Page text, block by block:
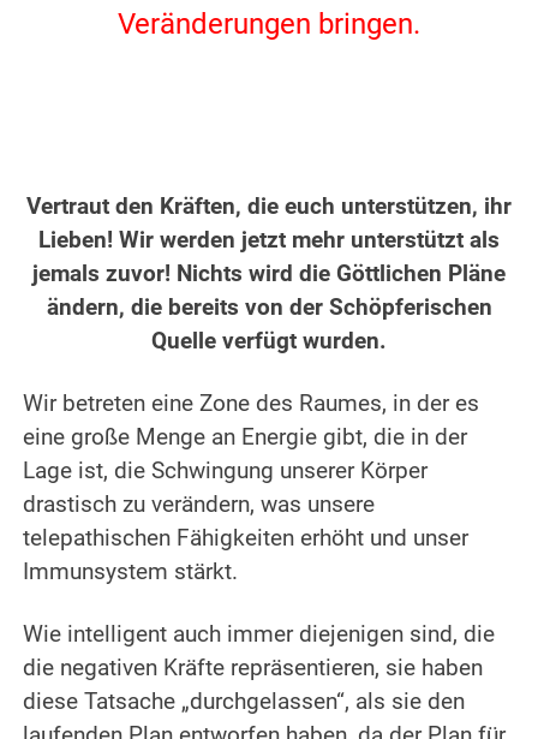
Veränderungen bringen.
Vertraut den Kräften, die euch unterstützen, ihr
Lieben! Wir werden jetzt mehr unterstützt als
jemals zuvor! Nichts wird die Göttlichen Pläne
ändern, die bereits von der Schöpferischen
Quelle verfügt wurden.
Wir betreten eine Zone des Raumes, in der es
eine große Menge an Energie gibt, die in der
Lage ist, die Schwingung unserer Körper
drastisch zu verändern, was unsere
telepathischen Fähigkeiten erhöht und unser
Immunsystem stärkt.
Wie intelligent auch immer diejenigen sind, die
die negativen Kräfte repräsentieren, sie haben
diese Tatsache „durchgelassen“, als sie den